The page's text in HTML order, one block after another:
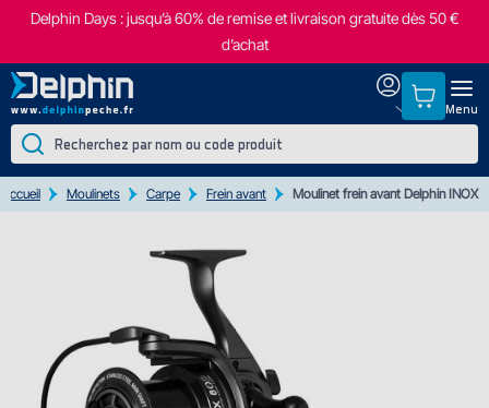
Delphin Days : jusqu’à 60% de remise et livraison gratuite dès 50 €
d’achat
Menu
Accueil Moulinets Carpe Frein avant Moulinet frein avant Delphin INOX